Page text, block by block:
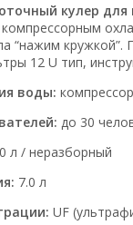
кулер для
“нажим
12 U тип,
воды:
до 30
л / неразборный
7.0 л
UF